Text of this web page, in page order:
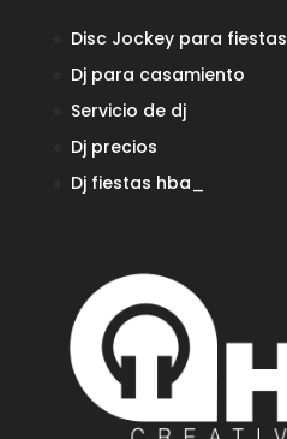
Disc Jockey para fiestas
Dj para casamiento
Servicio de dj
Dj precios
Dj fiestas hba_